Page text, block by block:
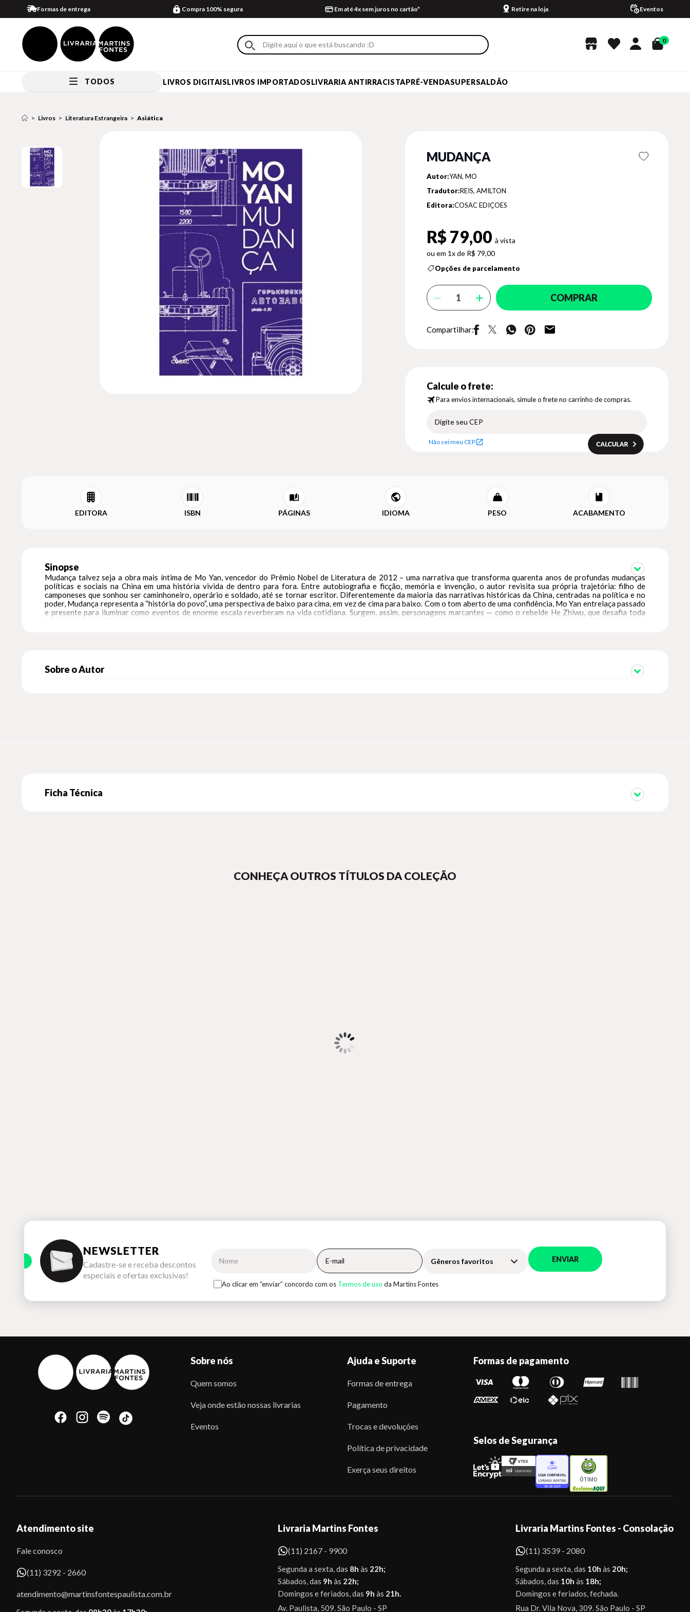
Formas de entrega Compra 100% segura Em até 4x sem juros no cartão* Retire na loja Eventos
0
TODOS LIVROS DIGITAISLIVROS IMPORTADOSLIVRARIA ANTIRRACISTAPRÉ-VENDASUPERSALDÃO
Livros Literatura Estrangeira Asiática
MUDANÇA
Autor:YAN, MO
Tradutor:REIS, AMILTON
Editora:COSAC EDIÇOES
R$ 79,00
1x de R$ 79,00
Opções de parcelamento
COMPRAR
Compartilhar:
Calcule o frete:
Para envios internacionais, simule o frete no carrinho de compras.
Não sei meu CEP
EDITORA ISBN PÁGINAS IDIOMA PESO ACABAMENTO
Sinopse
Mudança talvez seja a obra mais íntima de Mo Yan, vencedor do Prêmio Nobel de Literatura de 2012 – uma narrativa que transforma quarenta anos de profundas mudanças
políticas e sociais na China em uma história vivida de dentro para fora. Entre autobiografia e ficção, memória e invenção, o autor revisita sua própria trajetória: filho de
camponeses que sonhou ser caminhoneiro, operário e soldado, até se tornar escritor. Diferentemente da maioria das narrativas históricas da China, centradas na política e no
poder, Mudança representa a “história do povo”, uma perspectiva de baixo para cima, em vez de cima para baixo. Com o tom aberto de uma confidência, Mo Yan entrelaça passado
e presente para iluminar como eventos de enorme escala reverberam na vida cotidiana. Surgem, assim, personagens marcantes — como o rebelde He Zhiwu, que desafia toda
Sobre o Autor
Ficha Técnica
CONHEÇA OUTROS TÍTULOS DA COLEÇÃO
NEWSLETTER
Cadastre-se e receba descontos
especiais e ofertas exclusivas!
Gêneros favoritos ENVIAR
Ao clicar em “enviar” concordo com os Termos de uso da Martins Fontes
Sobre nós
Quem somos
Veja onde estão nossas livrarias
Eventos
Ajuda e Suporte
Formas de entrega
Pagamento
Trocas e devoluções
Política de privacidade
Exerça seus direitos
Formas de pagamento
Selos de Segurança
ÓTIMO
Atendimento site
Fale conosco
(11) 3292 - 2660
atendimento@martinsfontespaulista.com.br
Livraria Martins Fontes
(11) 2167 - 9900
Segunda a sexta, das 8h às 22h;
Sábados, das 9h às 22h;
Domingos e feriados, das 9h às 21h.
Av. Paulista, 509. São Paulo - SP
Livraria Martins Fontes - Consolação
(11) 3539 - 2080
Segunda a sexta, das 10h às 20h;
Sábados, das 10h às 18h;
Domingos e feriados, fechada.
Rua Dr. Vila Nova, 309. São Paulo - SP